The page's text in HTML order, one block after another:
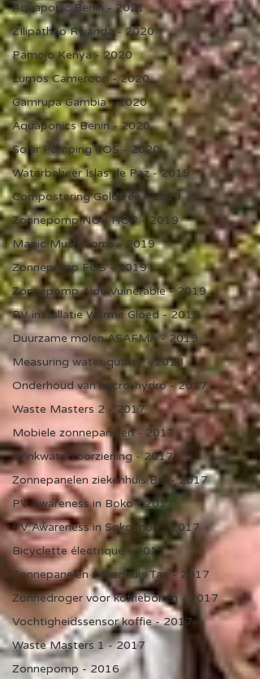
Aquaponic Benin - 2021
ZIlipatheo Rwanda - 2020
Pamojo Kenya - 2020
Lumos Cameroon - 2020
Gamrupa Gambia - 2020
Aquaponics Benin - 2020
Solar Pumping FOS - 2020
Waterbeheer Islas de Paz - 2019
Compostering Goldtree - 2019
Zonnepomp NUV HOP - 2019
Magic Mushrooms - 2019
Zonnepomp FOS - 2019
Zonnepomp Aide Vulnerable - 2019
PV installatie Warme Gloed - 2019
Duurzame molen ASAFMA - 2019
Measuring water quality - 2018
Onderhoud van micro-hydro - 2017
Waste Masters 2 - 2017
Mobiele zonnepanelen - 2017
Drinkwatervoorziening - 2017
Zonnepanelen ziekenhuis Ben- 2017
PV Awareness in Boko - 2017
PV Awareness in Sokounon - 2017
Bicyclette électrique - 2017
Zonnepanelen ziekenhuis Tan - 2017
Zonnedroger voor koffiebonen - 2017
Vochtigheidssensor koffie - 2017
Waste Masters 1 - 2017
Zonnepomp - 2016